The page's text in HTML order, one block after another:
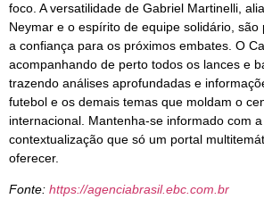
foco. A versatilidade de Gabriel Martinelli,
Neymar e o espírito de equipe solidário, são
a confiança para os próximos embates. O
acompanhando de perto todos os lances e
trazendo análises aprofundadas e
futebol e os demais temas que moldam o
internacional. Mantenha-se informado com
contextualização que só um portal
oferecer.
Fonte: https://agenciabrasil.ebc.com.br